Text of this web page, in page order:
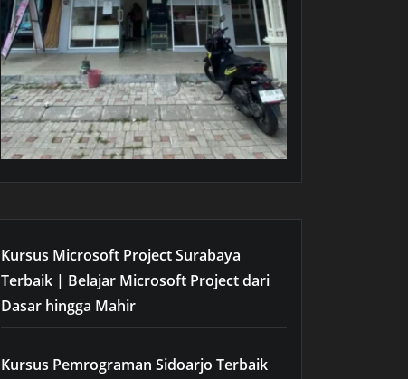
Kursus Microsoft Project Surabaya
Terbaik | Belajar Microsoft Project dari
Dasar hingga Mahir
Kursus Pemrograman Sidoarjo Terbaik